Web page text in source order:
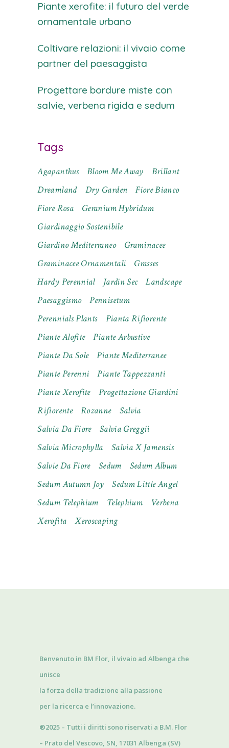
Piante xerofite: il futuro del verde
ornamentale urbano
Coltivare relazioni: il vivaio come
partner del paesaggista
Progettare bordure miste con
salvie, verbena rigida e sedum
Tags
Agapanthus Bloom Me Away
Brillant
Dreamland
Dry Garden
Fiore Bianco
Fiore Rosa
Geranium Hybridum
Giardinaggio Sostenibile
Giardino Mediterraneo
Graminacee
Graminacee Ornamentali
Grasses
Hardy Perennial
Jardin Sec
Landscape
Paesaggismo
Pennisetum
Perennials Plants
Pianta Rifiorente
Piante Alofite
Piante Arbustive
Piante Da Sole
Piante Mediterranee
Piante Perenni
Piante Tappezzanti
Piante Xerofite
Progettazione Giardini
Rifiorente
Rozanne
Salvia
Salvia Da Fiore
Salvia Greggii
Salvia Microphylla
Salvia X Jamensis
Salvie Da Fiore
Sedum
Sedum Album
Sedum Autumn Joy
Sedum Little Angel
Sedum Telephium
Telephium
Verbena
Xerofita
Xeroscaping
Benvenuto in BM Flor, il vivaio ad Albenga che
unisce
la forza della tradizione alla passione
per la ricerca e l’innovazione.
®2025 – Tutti i diritti sono riservati a B.M. Flor
– Prato del Vescovo, SN, 17031 Albenga (SV)